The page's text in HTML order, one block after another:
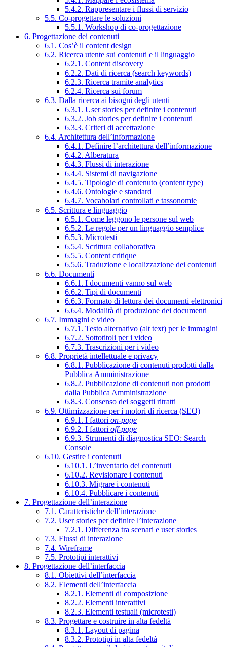
5.4.2. Rappresentare i flussi di servizio
5.5. Co-progettare le soluzioni
5.5.1. Workshop di co-progettazione
6. Progettazione dei contenuti
6.1. Cos’è il content design
6.2. Ricerca utente sui contenuti e il linguaggio
6.2.1. Content discovery
6.2.2. Dati di ricerca (search keywords)
6.2.3. Ricerca tramite analytics
6.2.4. Ricerca sui forum
6.3. Dalla ricerca ai bisogni degli utenti
6.3.1. User stories per definire i contenuti
6.3.2. Job stories per definire i contenuti
6.3.3. Criteri di accettazione
6.4. Architettura dell’informazione
6.4.1. Definire l’architettura dell’informazione
6.4.2. Alberatura
6.4.3. Flussi di interazione
6.4.4. Sistemi di navigazione
6.4.5. Tipologie di contenuto (content type)
6.4.6. Ontologie e standard
6.4.7. Vocabolari controllati e tassonomie
6.5. Scrittura e linguaggio
6.5.1. Come leggono le persone sul web
6.5.2. Le regole per un linguaggio semplice
6.5.3. Microtesti
6.5.4. Scrittura collaborativa
6.5.5. Content critique
6.5.6. Traduzione e localizzazione dei contenuti
6.6. Documenti
6.6.1. I documenti vanno sul web
6.6.2. Tipi di documenti
6.6.3. Formato di lettura dei documenti elettronici
6.6.4. Modalità di produzione dei documenti
6.7. Immagini e video
6.7.1. Testo alternativo (alt text) per le immagini
6.7.2. Sottotitoli per i video
6.7.3. Trascrizioni per i video
6.8. Proprietà intellettuale e privacy
6.8.1. Pubblicazione di contenuti prodotti dalla
Pubblica Amministrazione
6.8.2. Pubblicazione di contenuti non prodotti
dalla Pubblica Amministrazione
6.8.3. Consenso dei soggetti ritratti
6.9. Ottimizzazione per i motori di ricerca (SEO)
6.9.1. I fattori on-page
6.9.2. I fattori off-page
6.9.3. Strumenti di diagnostica SEO: Search
Console
6.10. Gestire i contenuti
6.10.1. L’inventario dei contenuti
6.10.2. Revisionare i contenuti
6.10.3. Migrare i contenuti
6.10.4. Pubblicare i contenuti
7. Progettazione dell’interazione
7.1. Caratteristiche dell’interazione
7.2. User stories per definire l’interazione
7.2.1. Differenza tra scenari e user stories
7.3. Flussi di interazione
7.4. Wireframe
7.5. Prototipi interattivi
8. Progettazione dell’interfaccia
8.1. Obiettivi dell’interfaccia
8.2. Elementi dell’interfaccia
8.2.1. Elementi di composizione
8.2.2. Elementi interattivi
8.2.3. Elementi testuali (microtesti)
8.3. Progettare e costruire in alta fedeltà
8.3.1. Layout di pagina
8.3.2. Prototipi in alta fedeltà